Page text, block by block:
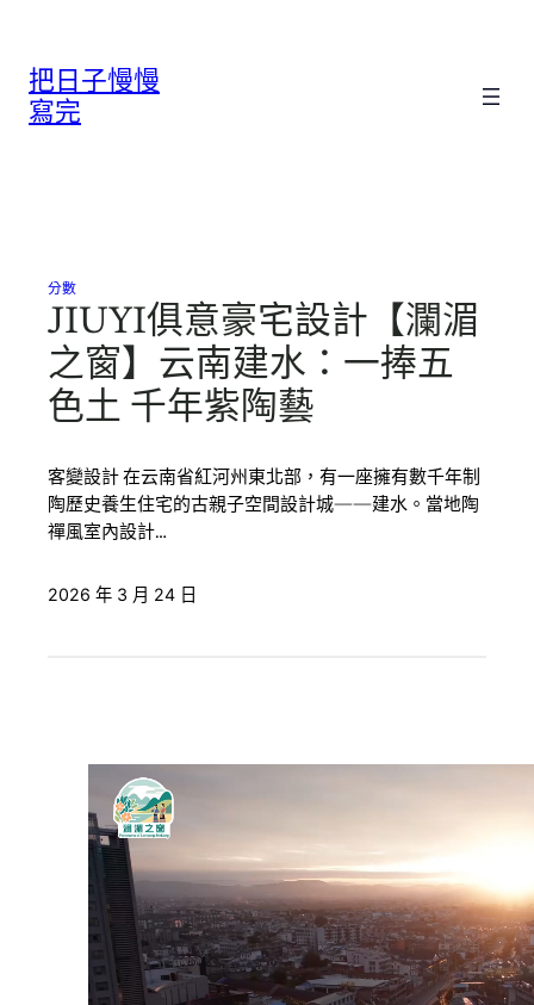
把日子慢慢
寫完
分數
JIUYI俱意豪宅設計【瀾湄
之窗】云南建水：一捧五
色土 千年紫陶藝
客變設計 在云南省紅河州東北部，有一座擁有數千年制
陶歷史養生住宅的古親子空間設計城——建水。當地陶
禪風室內設計…
2026 年 3 月 24 日